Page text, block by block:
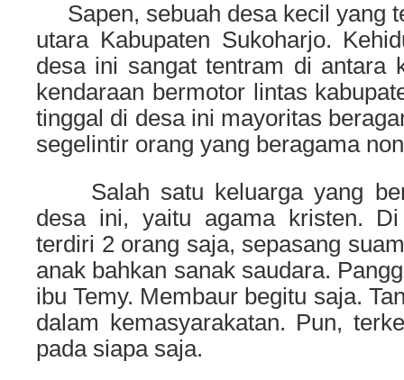
Sapen, sebuah desa kecil yang
utara Kabupaten Sukoharjo.
desa ini sangat tentram di antara
kendaraan bermotor lintas
tinggal di desa ini mayoritas
segelintir orang yang beragama
Salah satu keluarga yang
desa ini, yaitu agama kristen.
terdiri 2 orang saja, sepasang
anak bahkan sanak saudara.
ibu Temy. Membaur begitu saja.
dalam kemasyarakatan. Pun,
pada siapa saja.